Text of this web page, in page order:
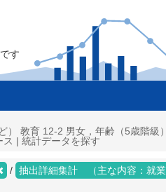
す
教育 12-2 男女，年齢（5歳階級
| 統計データを探す
抽出詳細集計 （主な内容：就業